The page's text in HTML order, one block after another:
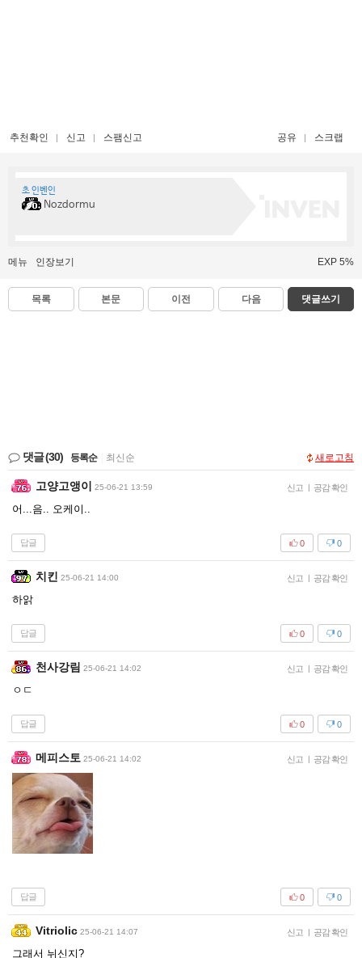
추천확인 신고 스팸신고 공유 스크랩
초 인벤인
Nozdormu
메뉴 인장보기 EXP 5%
목록 본문 이전 다음 댓글쓰기
댓글(30) 등록순 최신순 새로고침
고양고앵이 25-06-21 13:59 신고 | 공감 확인
어...음.. 오케이..
답글 0
0
치킨 25-06-21 14:00 신고 | 공감 확인
하앍
답글 0
0
천사강림 25-06-21 14:02 신고 | 공감 확인
ㅇㄷ
답글 0
0
메피스토 25-06-21 14:02 신고 | 공감 확인
답글 0
0
Vitriolic 25-06-21 14:07 신고 | 공감 확인
그래서 뉘신지?